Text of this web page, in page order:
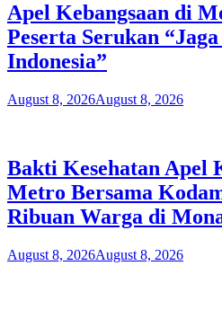
Apel Kebangsaan di
Peserta Serukan
Indonesia”
August 8, 2026August 8, 2026
Bakti Kesehatan Apel
Metro Bersama
Ribuan Warga di
August 8, 2026August 8, 2026